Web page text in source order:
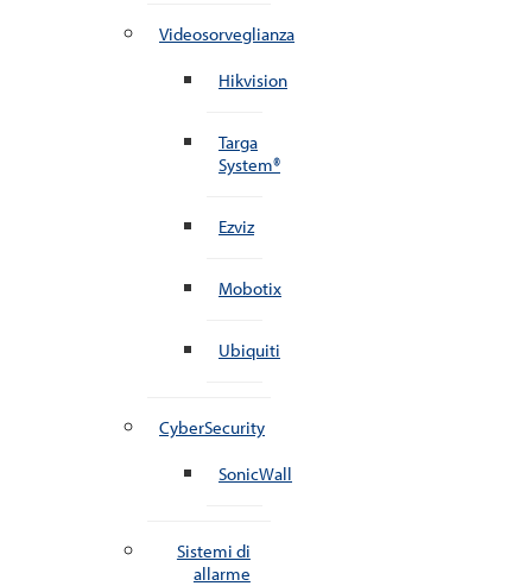
Videosorveglianza
Hikvision
Targa
System®
Ezviz
Mobotix
Ubiquiti
CyberSecurity
SonicWall
Sistemi di
allarme